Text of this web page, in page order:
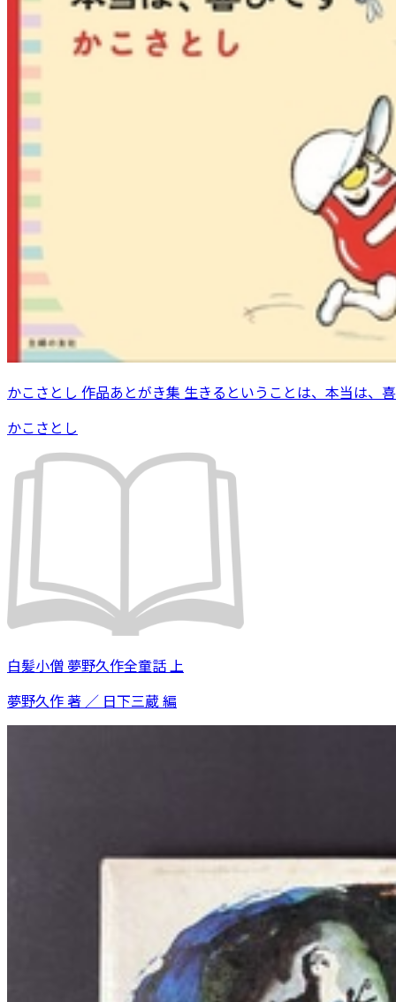
かこさとし 作品あとがき集 生きるということは、本当は、
かこさとし
白髪小僧 夢野久作全童話 上
夢野久作 著 ／ 日下三蔵 編